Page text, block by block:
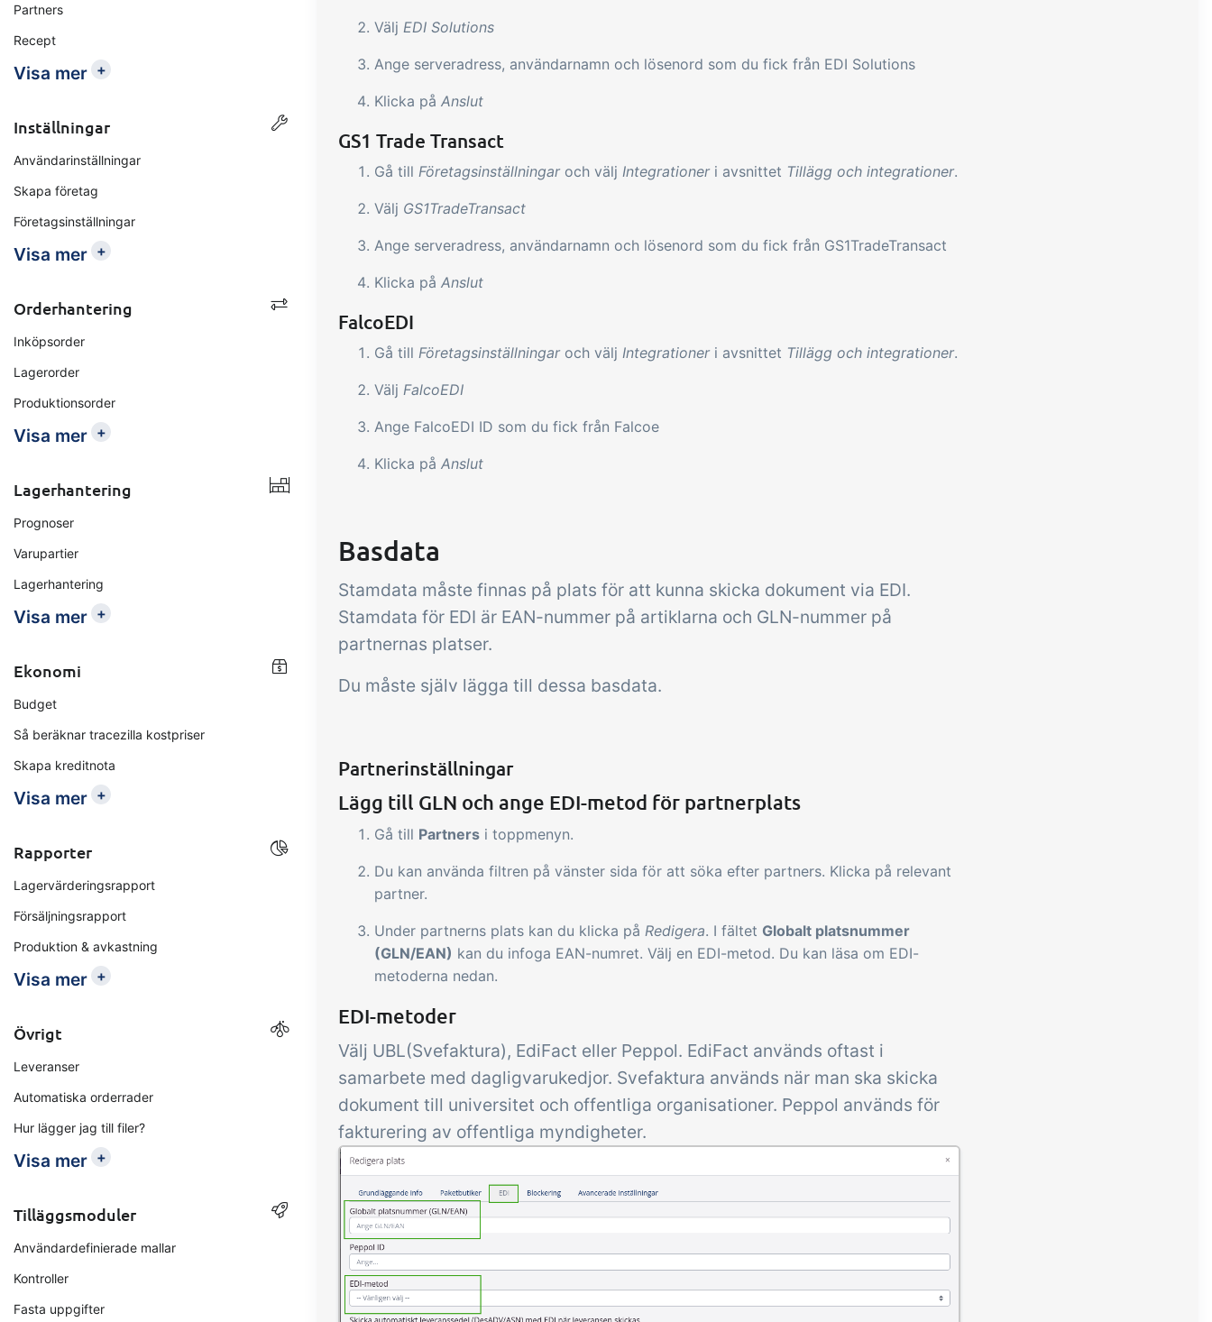
Partners
Recept
Visa mer +
Inställningar
Användarinställningar
Skapa företag
Företagsinställningar
Visa mer +
Orderhantering
Inköpsorder
Lagerorder
Produktionsorder
Visa mer +
Lagerhantering
Prognoser
Varupartier
Lagerhantering
Visa mer +
Ekonomi
Budget
Så beräknar tracezilla kostpriser
Skapa kreditnota
Visa mer +
Rapporter
Lagervärderingsrapport
Försäljningsrapport
Produktion & avkastning
Visa mer +
Övrigt
Leveranser
Automatiska orderrader
Hur lägger jag till filer?
Visa mer +
Tilläggsmoduler
Användardefinierade mallar
Kontroller
Fasta uppgifter
Välj EDI Solutions
Ange serveradress, användarnamn och lösenord som du fick från EDI Solutions
Klicka på Anslut
GS1 Trade Transact
Gå till Företagsinställningaroch välj Integrationeri avsnittet Tillägg och integrationer.
Välj GS1TradeTransact
Ange serveradress, användarnamn och lösenord som du fick från GS1TradeTransact
Klicka på Anslut
FalcoEDI
Gå till Företagsinställningaroch välj Integrationeri avsnittet Tillägg och integrationer.
Välj FalcoEDI
Ange FalcoEDI ID som du fick från Falcoe
Klicka på Anslut
Basdata
Stamdata måste finnas på plats för att kunna skicka dokument via EDI.
Stamdata för EDI är EAN-nummer på artiklarna och GLN-nummer på
partnernas platser.
Du måste själv lägga till dessa basdata.
Partnerinställningar
Lägg till GLN och ange EDI-metod för partnerplats
Gå till Partners i toppmenyn.
Du kan använda filtren på vänster sida för att söka efter partners. Klicka på relevant
partner.
Under partnerns plats kan du klicka på Redigera. I fältet Globalt platsnummer
(GLN/EAN) kan du infoga EAN-numret. Välj en EDI-metod. Du kan läsa om EDI-
metoderna nedan.
EDI-metoder
Välj UBL(Svefaktura), EdiFact eller Peppol. EdiFact används oftast i
samarbete med dagligvarukedjor. Svefaktura används när man ska skicka
dokument till universitet och offentliga organisationer. Peppol används för
fakturering av offentliga myndigheter.